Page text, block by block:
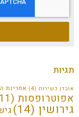
תגיות
אובדן כשירות(4) אחריות
אפוטרופסות(11)
גירושין(14)